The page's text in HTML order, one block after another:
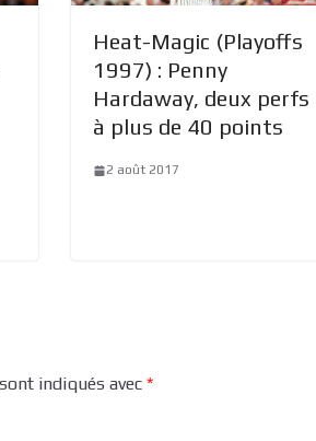
Heat-Magic (Playoffs
1997) : Penny
Hardaway, deux perfs
à plus de 40 points
2 août 2017
indiqués avec *